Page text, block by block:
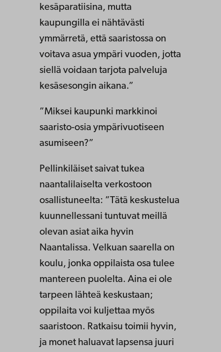
kesäparatiisina, mutta
kaupungilla ei nähtävästi
ymmärretä, että saaristossa on
voitava asua ympäri vuoden, jotta
siellä voidaan tarjota palveluja
kesäsesongin aikana.”
”Miksei kaupunki markkinoi
saaristo-osia ympärivuotiseen
asumiseen?”
Pellinkiläiset saivat tukea
naantalilaiselta verkostoon
osallistuneelta: ”Tätä keskustelua
kuunnellessani tuntuvat meillä
olevan asiat aika hyvin
Naantalissa. Velkuan saarella on
koulu, jonka oppilaista osa tulee
mantereen puolelta. Aina ei ole
tarpeen lähteä keskustaan;
oppilaita voi kuljettaa myös
saaristoon. Ratkaisu toimii hyvin,
ja monet haluavat lapsensa juuri